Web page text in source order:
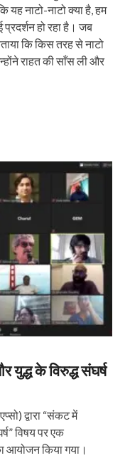
यह नाटो-नाटो क्या है, हम
हो रहा है। जब
कि किस तरह से नाटो
राहत की साँस ली और
के विरुद्ध संघर्ष
द्वारा “संकट में
विषय पर एक
आयोजन किया गया।